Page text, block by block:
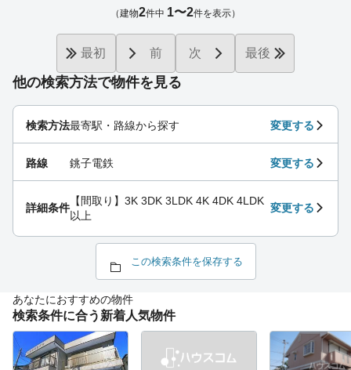
他の検索方法で物件を見る
検索方法最寄駅・路線から探す 変更する
路線 銚子電鉄 変更する
詳細条件
【間取り】3K 3DK 3LDK 4K 4DK 4LDK
以上
変更する
この検索条件を保存する
（建物2件中 1〜2件を表示）
最初 前 次 最後
あなたにおすすめの物件
検索条件に合う新着人気物件